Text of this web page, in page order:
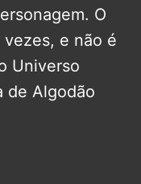
O
e não é
Universo
de Algodão